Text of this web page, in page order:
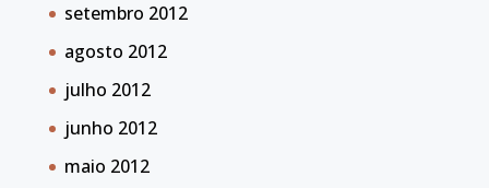
setembro 2012
agosto 2012
julho 2012
junho 2012
maio 2012